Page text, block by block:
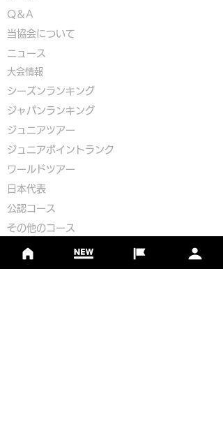
Q＆A
​当協会について
​ニュース
大会情報
シーズンランキング
ジャパンランキング
ジュニアツアー
ジュニアポイントランク
​ワールドツアー
​​日本代表
公認コース
​その他のコース
フットゴルフコース導入について
​チームビルディング